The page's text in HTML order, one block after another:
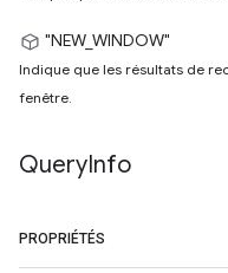
"NEW_WINDOW"
Indique que les résultats de
fenêtre.
QueryInfo
PROPRIÉTÉS